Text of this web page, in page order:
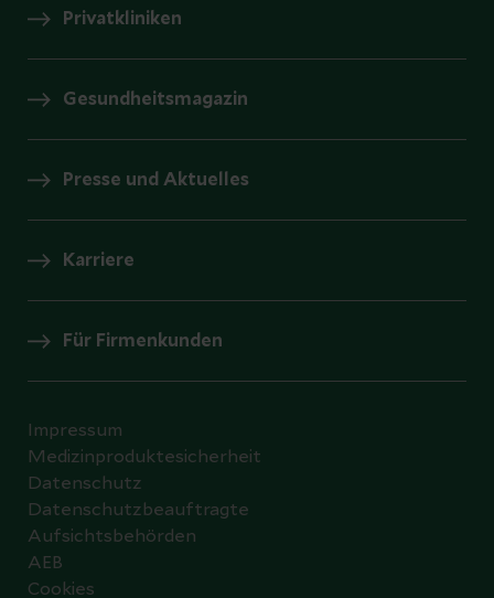
Privatkliniken
Gesundheitsmagazin
Presse und Aktuelles
Karriere
Für Firmenkunden
Impressum
Medizinproduktesicherheit
Datenschutz
Datenschutzbeauftragte
Aufsichtsbehörden
AEB
Cookies